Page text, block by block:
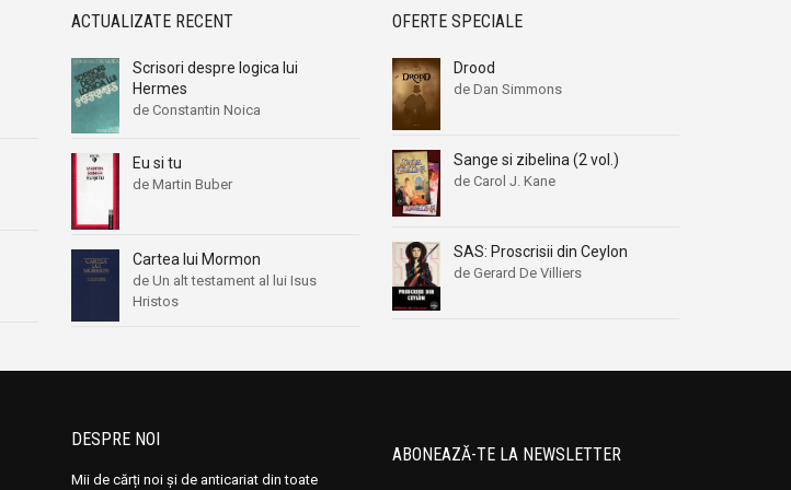
ACTUALIZATE RECENT
Scrisori despre logica lui
Hermes
de Constantin Noica
Eu si tu
de Martin Buber
Cartea lui Mormon
de Un alt testament al lui Isus
Hristos
OFERTE SPECIALE
Drood
de Dan Simmons
Sange si zibelina (2 vol.)
de Carol J. Kane
SAS: Proscrisii din Ceylon
de Gerard De Villiers
DESPRE NOI
Mii de cărți noi și de anticariat din toate
ABONEAZĂ-TE LA NEWSLETTER